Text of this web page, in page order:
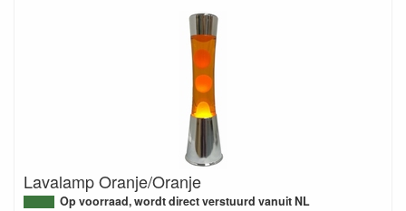
Lavalamp Oranje/Oranje
Op voorraad, wordt direct verstuurd vanuit NL